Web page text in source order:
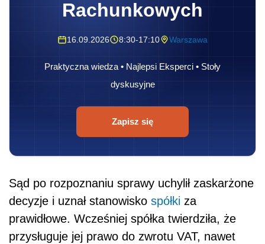
Rachunkowych
16.09.2026 8:30-17:10 Warszawa
Praktyczna wiedza • Najlepsi Eksperci • Stoły
dyskusyjne
Zapisz się
Sąd po rozpoznaniu sprawy uchylił zaskarżone
decyzje i uznał stanowisko spółki za
prawidłowe. Wcześniej spółka twierdziła, że
przysługuje jej prawo do zwrotu VAT, nawet